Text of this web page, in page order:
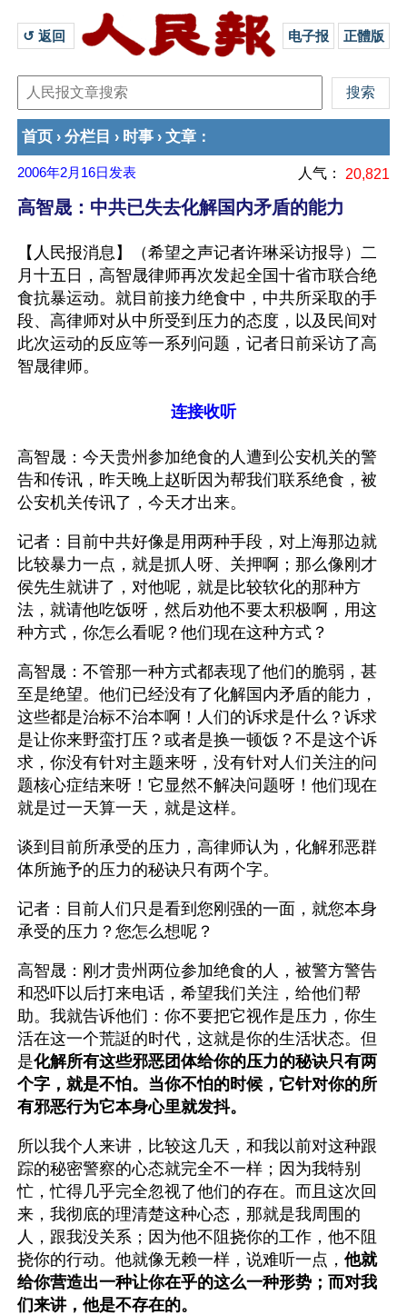
↺ 返回 电子报 正體版
首页 › 分栏目 › 时事 › 文章 ：
2006年2月16日 发表 人气： 20,821
高智晟：中共已失去化解国内矛盾的能力
【人民报消息】（希望之声记者许琳采访报导）二
月十五日，高智晟律师再次发起全国十省市联合绝
食抗暴运动。就目前接力绝食中，中共所采取的手
段、高律师对从中所受到压力的态度，以及民间对
此次运动的反应等一系列问题，记者日前采访了高
智晟律师。
连接收听
高智晟：今天贵州参加绝食的人遭到公安机关的警
告和传讯，昨天晚上赵昕因为帮我们联系绝食，被
公安机关传讯了，今天才出来。
记者：目前中共好像是用两种手段，对上海那边就
比较暴力一点，就是抓人呀、关押啊；那么像刚才
侯先生就讲了，对他呢，就是比较软化的那种方
法，就请他吃饭呀，然后劝他不要太积极啊，用这
种方式，你怎么看呢？他们现在这种方式？
高智晟：不管那一种方式都表现了他们的脆弱，甚
至是绝望。他们已经没有了化解国内矛盾的能力，
这些都是治标不治本啊！人们的诉求是什么？诉求
是让你来野蛮打压？或者是换一顿饭？不是这个诉
求，你没有针对主题来呀，没有针对人们关注的问
题核心症结来呀！它显然不解决问题呀！他们现在
就是过一天算一天，就是这样。
谈到目前所承受的压力，高律师认为，化解邪恶群
体所施予的压力的秘诀只有两个字。
记者：目前人们只是看到您刚强的一面，就您本身
承受的压力？您怎么想呢？
高智晟：刚才贵州两位参加绝食的人，被警方警告
和恐吓以后打来电话，希望我们关注，给他们帮
助。我就告诉他们：你不要把它视作是压力，你生
活在这一个荒誔的时代，这就是你的生活状态。但
是化解所有这些邪恶团体给你的压力的秘诀只有两
个字，就是不怕。当你不怕的时候，它针对你的所
有邪恶行为它本身心里就发抖。
所以我个人来讲，比较这几天，和我以前对这种跟
踪的秘密警察的心态就完全不一样；因为我特别
忙，忙得几乎完全忽视了他们的存在。而且这次回
来，我彻底的理清楚这种心态，那就是我周围的
人，跟我没关系；因为他不阻挠你的工作，他不阻
挠你的行动。他就像无赖一样，说难听一点， 他就
给你营造出一种让你在乎的这么一种形势；而对我
们来讲，他是不存在的。